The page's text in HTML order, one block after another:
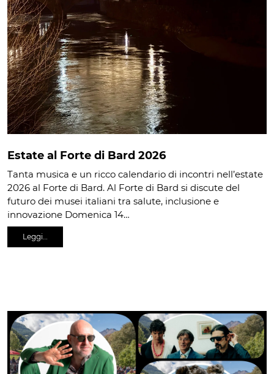
Estate al Forte di Bard 2026
Tanta musica e un ricco calendario di incontri nell’estate
2026 al Forte di Bard. Al Forte di Bard si discute del
futuro dei musei italiani tra salute, inclusione e
innovazione Domenica 14…
Leggi…